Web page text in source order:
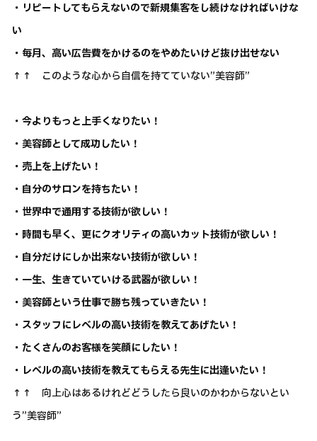
・リピートしてもらえないので新規集客をし続けなければいけな
い
・毎月、高い広告費をかけるのをやめたいけど抜け出せない
↑↑ このような心から自信を持てていない”美容師”
・今よりもっと上手くなりたい！
・美容師として成功したい！
・売上を上げたい！
・自分のサロンを持ちたい！
・世界中で通用する技術が欲しい！
・時間も早く、更にクオリティの高いカット技術が欲しい！
・自分だけにしか出来ない技術が欲しい！
・一生、生きていていける武器が欲しい！
・美容師という仕事で勝ち残っていきたい！
・スタッフにレベルの高い技術を教えてあげたい！
・たくさんのお客様を笑顔にしたい！
・レベルの高い技術を教えてもらえる先生に出逢いたい！
↑↑ 向上心はあるけれどどうしたら良いのかわからないとい
う”美容師”